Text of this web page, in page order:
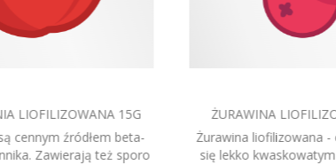
ŻURAWINA SUSZONA 40G
Żurawina - skutecznie zapobiega
infekcjom dróg moczowych. Bogata w